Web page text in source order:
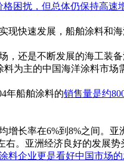
格困扰，但总体仍保持高速
现快速发展，船舶涂料和
还是不断发展的海工装
为主的中国海洋涂料市场
年船舶涂料的销售量是约
长率在6%到8%之间。
右。亚洲经济良好的发展
料企业更是看好中国市场